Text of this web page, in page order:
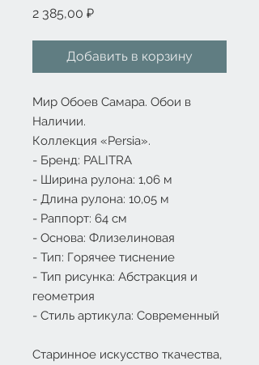
2 385,00 ₽Цена
Добавить в корзину
Мир Обоев Самара. Обои в
Наличии.
Коллекция «Persia».
- Бренд: PALITRA
- Ширина рулона: 1,06 м
- Длина рулона: 10,05 м
- Раппорт: 64 см
- Основа: Флизелиновая
- Тип: Горячее тиснение
- Тип рисунка: Абстракция и
геометрия
- Стиль артикула: Современный
Старинное искусство ткачества,